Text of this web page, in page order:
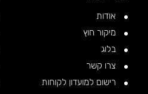
אודות
מיקור חוץ
בלוג
צרו קשר
רישום למועדון לקוחות